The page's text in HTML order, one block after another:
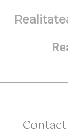
Contact